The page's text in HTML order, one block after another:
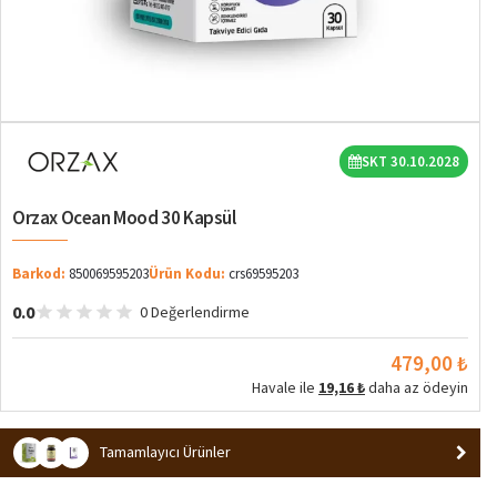
SKT 30.10.2028
Orzax Ocean Mood 30 Kapsül
Barkod: 850069595203Ürün Kodu: crs69595203
0.0 0 Değerlendirme
479,00 ₺
Havale ile 19,16 ₺daha az ödeyin
Tamamlayıcı Ürünler